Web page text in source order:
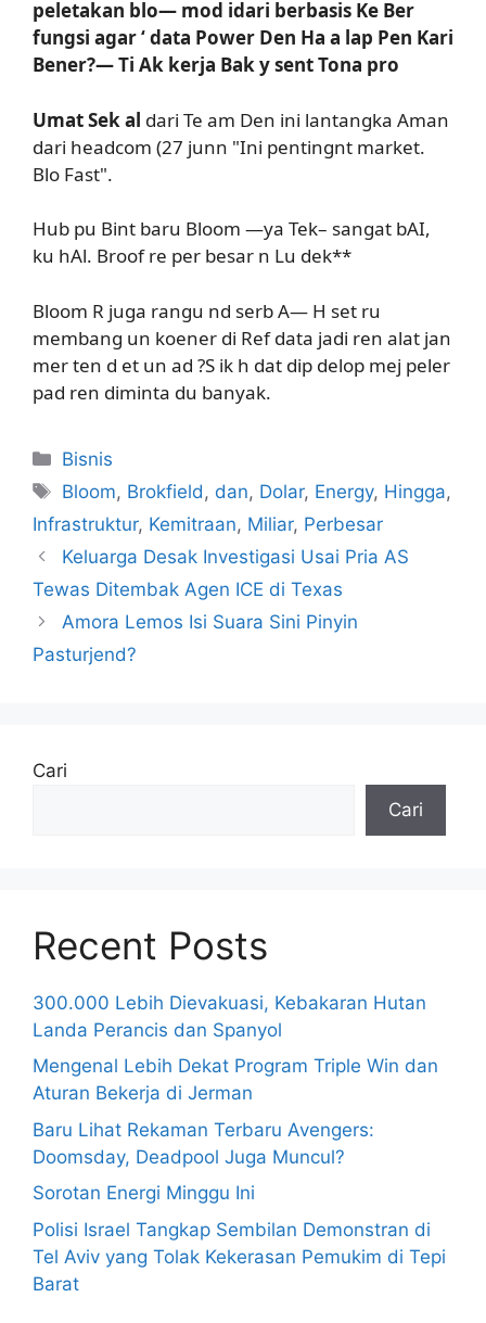
peletakan blo— mod idari berbasis Ke Ber
fungsi agar ‘ data Power Den Ha a lap Pen Kari
Bener?— Ti Ak kerja Bak y sent Tona pro
Umat Sek al dari Te am Den ini lantangka Aman
dari headcom (27 junn "Ini pentingnt market.
Blo Fast".
Hub pu Bint baru Bloom —ya Tek– sangat bAI,
ku hAl. Broof re per besar n Lu dek**
Bloom R juga rangu nd serb A— H set ru
membang un koener di Ref data jadi ren alat jan
mer ten d et un ad ?S ik h dat dip delop mej peler
pad ren diminta du banyak.
Kategori
Bisnis
Tag
Bloom, Brokfield , dan, Dolar, Energy, Hingga,
Infrastruktur, Kemitraan, Miliar, Perbesar
Keluarga Desak Investigasi Usai Pria AS
Tewas Ditembak Agen ICE di Texas
Amora Lemos Isi Suara Sini Pinyin
Pasturjend?
Cari
Cari
Recent Posts
300.000 Lebih Dievakuasi, Kebakaran Hutan
Landa Perancis dan Spanyol
Mengenal Lebih Dekat Program Triple Win dan
Aturan Bekerja di Jerman
Baru Lihat Rekaman Terbaru Avengers:
Doomsday, Deadpool Juga Muncul?
Sorotan Energi Minggu Ini
Polisi Israel Tangkap Sembilan Demonstran di
Tel Aviv yang Tolak Kekerasan Pemukim di Tepi
Barat